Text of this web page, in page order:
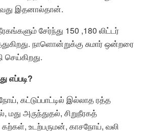
இதனால்தான்.
சேர்ந்து 150 ,180 லிட்டர்
நாளொன்றுக்கு சுமார் ஒன்றரை
செய்கிறது.
எப்படி?
கட்டுப்பாட்டில் இல்லாத ரத்த
மது அருந்துதல், சிறுநீரகத்
உடற்பருமன், காசநோய், வலி